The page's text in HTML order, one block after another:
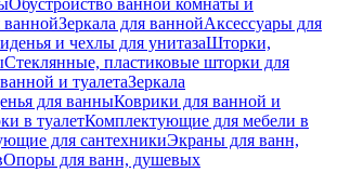
Обустройство ванной комнаты и
ваннойЗеркала для ваннойАксессуары для
и чехлы для унитазаШторки,
Стеклянные, пластиковые шторки для
и туалетаЗеркала
для ванныКоврики для ванной и
в туалетКомплектующие для мебели в
для сантехникиЭкраны для ванн,
Опоры для ванн, душевых